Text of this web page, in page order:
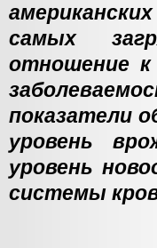
самых
отношение к
показатели
уровень
уровень
системы